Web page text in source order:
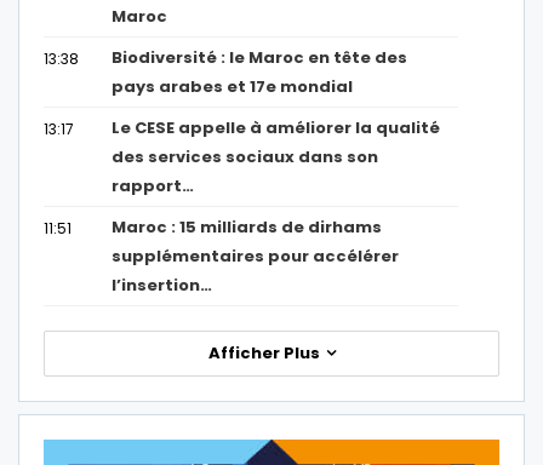
Maroc
13:38
Biodiversité : le Maroc en tête des
pays arabes et 17e mondial
13:17
Le CESE appelle à améliorer la qualité
des services sociaux dans son
rapport…
11:51
Maroc : 15 milliards de dirhams
supplémentaires pour accélérer
l’insertion…
Afficher Plus